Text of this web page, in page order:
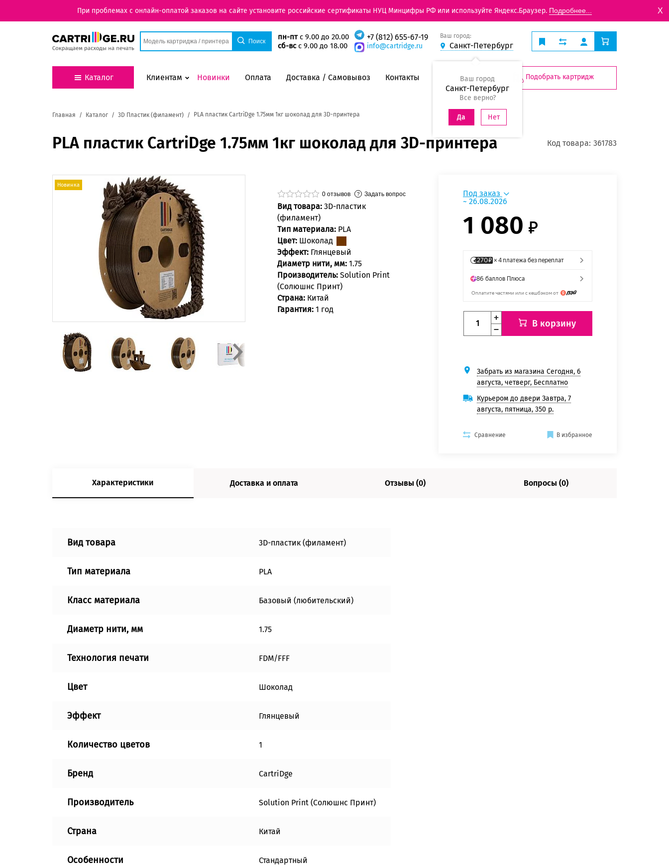
При проблемах с онлайн-оплатой заказов на сайте установите российские сертификаты НУЦ Минцифры РФ или используйте Яндекс.Браузер. Подробнее... X
пн-птс 9.00 до 20.00
сб-всс 9.00 до 18.00
+7 (812) 655-67-19
info@cartridge.ru
Ваш город:
Санкт-Петербург
Ваш город
Санкт-Петербург
Все верно?
Да Нет
Каталог Клиентам Новинки Оплата Доставка / Самовывоз Контакты Подобрать картридж
Главная Каталог 3D Пластик (филамент) PLA пластик CartriDge 1.75мм 1кг шоколад для 3D-принтера
PLA пластик CartriDge 1.75мм 1кг шоколад для 3D-принтера Код товара: 361783
Новинка
0 отзывов Задать вопрос
Вид товара: 3D-пластик
(филамент)
Тип материала: PLA
Цвет: Шоколад
Эффект: Глянцевый
Диаметр нити, мм: 1.75
Производитель: Solution Print
(Солюшнс Принт)
Страна: Китай
Гарантия: 1 год
Под заказ
~ 26.08.2026
1 080
В корзину
Забрать из магазина Сегодня, 6
августа, четверг, Бесплатно
Курьером до двери Завтра, 7
августа, пятница, 350 р.
Сравнение В избранное
Характеристики Доставка и оплата Отзывы (0) Вопросы (0)
Вид товара 3D-пластик (филамент)
Тип материала PLA
Класс материала Базовый (любительский)
Диаметр нити, мм 1.75
Технология печати FDM/FFF
Цвет Шоколад
Эффект Глянцевый
Количество цветов 1
Бренд CartriDge
Производитель Solution Print (Солюшнс Принт)
Страна Китай
Особенности Стандартный